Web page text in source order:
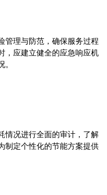
管理与防范，确保服务过程
，应建立健全的应急响应机
情况进行全面的审计，了解
制定个性化的节能方案提供